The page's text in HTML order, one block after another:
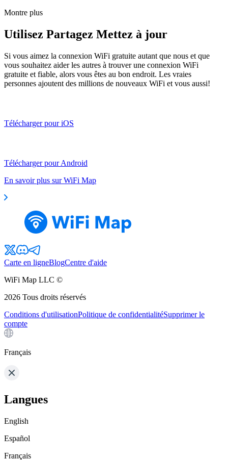
Montre plus
Utilisez Partagez Mettez à jour
Si vous aimez la connexion WiFi gratuite autant que nous et que
vous souhaitez aider les autres à trouver une connexion WiFi
gratuite et fiable, alors vous êtes au bon endroit. Les vraies
personnes ajoutent des millions de nouveaux WiFi et vous aussi!
Télécharger pour iOS
Télécharger pour Android
En savoir plus sur WiFi Map
Carte en ligneBlogCentre d'aide
WiFi Map LLC ©
2026 Tous droits réservés
Conditions d'utilisationPolitique de confidentialitéSupprimer le
compte
Français
Langues
English
Español
Français